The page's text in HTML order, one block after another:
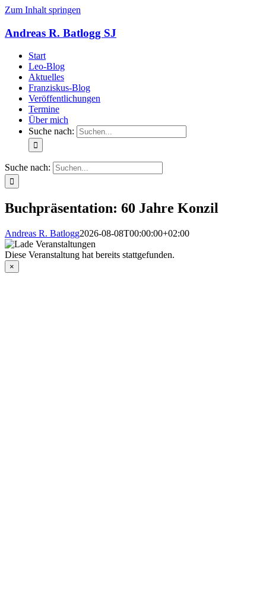
Zum Inhalt springen
Andreas R. Batlogg SJ
Start
Leo-Blog
Aktuelles
Franziskus-Blog
Veröffentlichungen
Termine
Über mich
Suche nach:
Suche nach:
Buchpräsentation: 60 Jahre Konzil
Andreas R. Batlogg2026-08-08T00:00:00+02:00
Diese Veranstaltung hat bereits stattgefunden.
×